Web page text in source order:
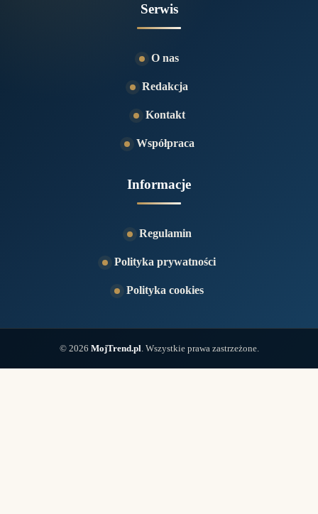
Serwis
O nas
Redakcja
Kontakt
Współpraca
Informacje
Regulamin
Polityka prywatności
Polityka cookies
© 2026 MojTrend.pl . Wszystkie prawa zastrzeżone.